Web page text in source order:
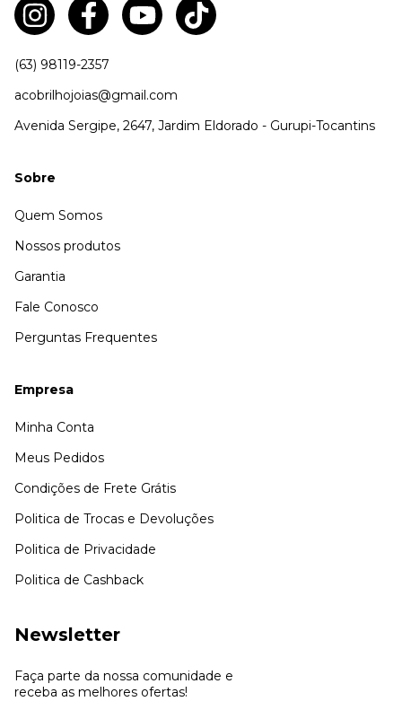
(63) 98119-2357
acobrilhojoias@gmail.com
Avenida Sergipe, 2647, Jardim Eldorado - Gurupi-Tocantins
Sobre
Quem Somos
Nossos produtos
Garantia
Fale Conosco
Perguntas Frequentes
Empresa
Minha Conta
Meus Pedidos
Condições de Frete Grátis
Politica de Trocas e Devoluções
Politica de Privacidade
Politica de Cashback
Newsletter
Faça parte da nossa comunidade e
receba as melhores ofertas!